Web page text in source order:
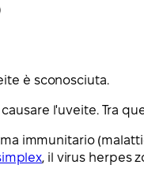
è sconosciuta.
l'uveite. Tra
immunitario
, il virus herpes